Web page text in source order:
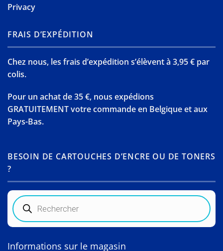
Privacy
FRAIS D’EXPÉDITION
Chez nous, les frais d’expédition s’élèvent à 3,95 € par
colis.
Pour un achat de 35 €, nous expédions
GRATUITEMENT votre commande en Belgique et aux
Pays-Bas.
BESOIN DE CARTOUCHES D’ENCRE OU DE TONERS
?
Recherche
de
produits
Informations sur le magasin